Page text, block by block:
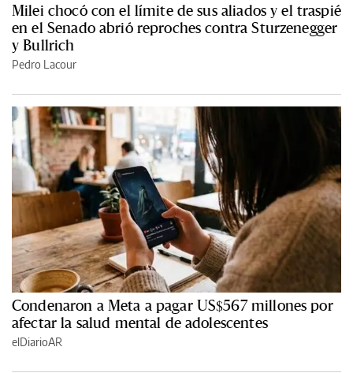
Milei chocó con el límite de sus aliados y el traspié
en el Senado abrió reproches contra Sturzenegger
y Bullrich
Pedro Lacour
Condenaron a Meta a pagar US$567 millones por
afectar la salud mental de adolescentes
elDiarioAR